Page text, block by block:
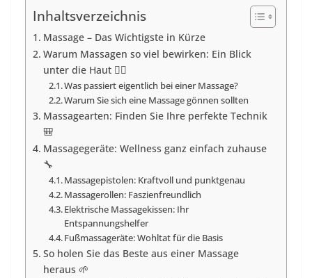
Inhaltsverzeichnis
Massage – Das Wichtigste in Kürze
Warum Massagen so viel bewirken: Ein Blick
unter die Haut 🏋️‍♂️
Was passiert eigentlich bei einer Massage?
Warum Sie sich eine Massage gönnen sollten
Massagearten: Finden Sie Ihre perfekte Technik
🎒
Massagegeräte: Wellness ganz einfach zuhause
🔧
Massagepistolen: Kraftvoll und punktgenau
Massagerollen: Faszienfreundlich
Elektrische Massagekissen: Ihr
Entspannungshelfer
Fußmassageräte: Wohltat für die Basis
So holen Sie das Beste aus einer Massage
heraus 🌱